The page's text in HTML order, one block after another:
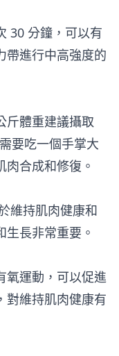
30 分鐘，可以有
帶進行中高強度的
斤體重建議攝取
要吃一個手掌大
合成和修復。
維持肌肉健康和
長非常重要。
氧運動，可以促進
對維持肌肉健康有